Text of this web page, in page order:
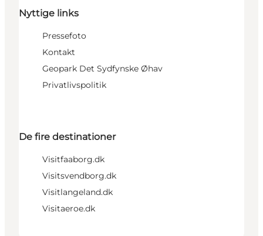
Nyttige links
Pressefoto
Kontakt
Geopark Det Sydfynske Øhav
Privatlivspolitik
De fire destinationer
Visitfaaborg.dk
Visitsvendborg.dk
Visitlangeland.dk
Visitaeroe.dk